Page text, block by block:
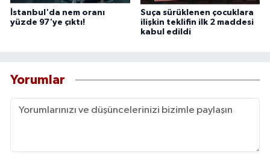
İstanbul'da nem oranı
yüzde 97'ye çıktı!
Suça sürüklenen çocuklara
ilişkin teklifin ilk 2 maddesi
kabul edildi
Yorumlar